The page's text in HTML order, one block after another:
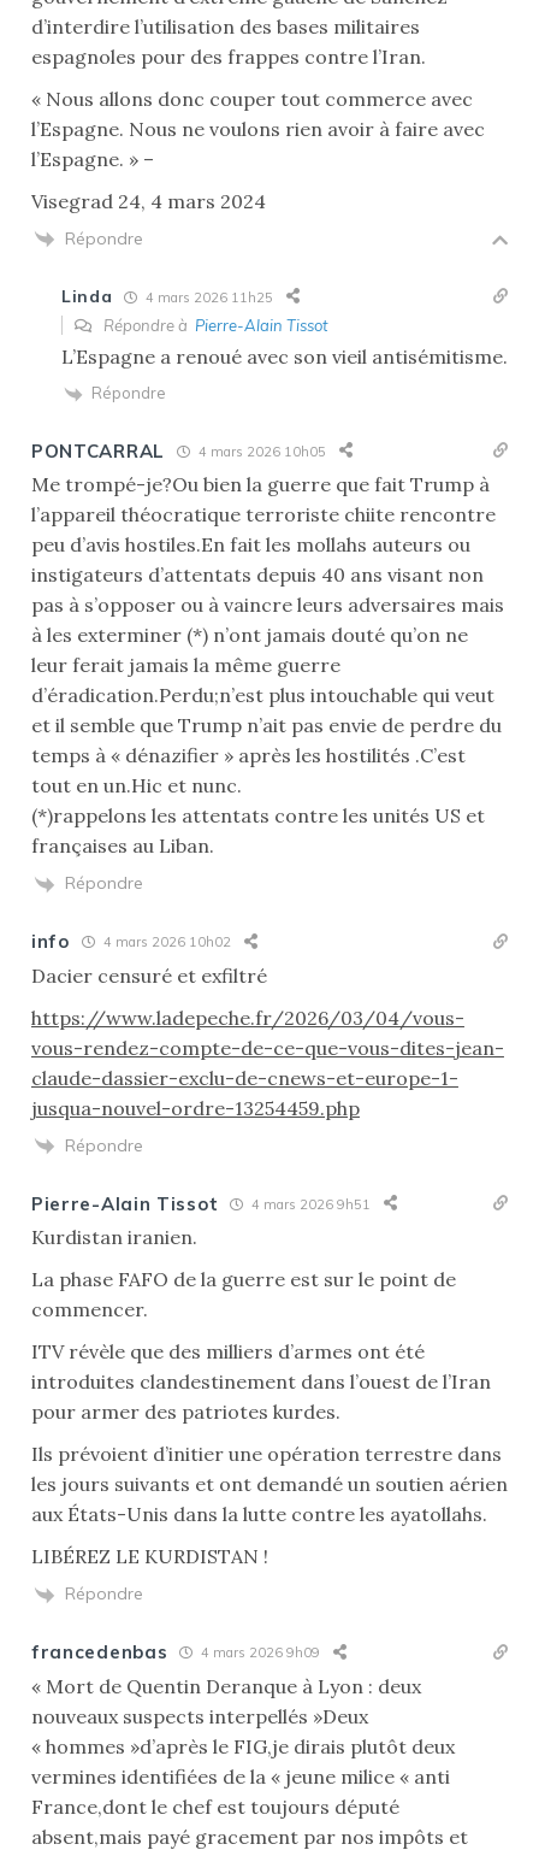
d’interdire l’utilisation des bases militaires
espagnoles pour des frappes contre l’Iran.
« Nous allons donc couper tout commerce avec
l’Espagne. Nous ne voulons rien avoir à faire avec
l’Espagne. » –
Visegrad 24, 4 mars 2024
Répondre
Linda 4 mars 2026 11h25
Répondre à Pierre-Alain Tissot
L’Espagne a renoué avec son vieil antisémitisme.
Répondre
PONTCARRAL 4 mars 2026 10h05
Me trompé-je?Ou bien la guerre que fait Trump à
l’appareil théocratique terroriste chiite rencontre
peu d’avis hostiles.En fait les mollahs auteurs ou
instigateurs d’attentats depuis 40 ans visant non
pas à s’opposer ou à vaincre leurs adversaires mais
à les exterminer (*) n’ont jamais douté qu’on ne
leur ferait jamais la même guerre
d’éradication.Perdu;n’est plus intouchable qui veut
et il semble que Trump n’ait pas envie de perdre du
temps à « dénazifier » après les hostilités .C’est
tout en un.Hic et nunc.
(*)rappelons les attentats contre les unités US et
françaises au Liban.
Répondre
info 4 mars 2026 10h02
Dacier censuré et exfiltré
https://www.ladepeche.fr/2026/03/04/vous-
vous-rendez-compte-de-ce-que-vous-dites-jean-
claude-dassier-exclu-de-cnews-et-europe-1-
jusqua-nouvel-ordre-13254459.php
Répondre
Pierre-Alain Tissot 4 mars 2026 9h51
Kurdistan iranien.
La phase FAFO de la guerre est sur le point de
commencer.
ITV révèle que des milliers d’armes ont été
introduites clandestinement dans l’ouest de l’Iran
pour armer des patriotes kurdes.
Ils prévoient d’initier une opération terrestre dans
les jours suivants et ont demandé un soutien aérien
aux États-Unis dans la lutte contre les ayatollahs.
LIBÉREZ LE KURDISTAN !
Répondre
francedenbas 4 mars 2026 9h09
« Mort de Quentin Deranque à Lyon : deux
nouveaux suspects interpellés »Deux
« hommes »d’après le FIG,je dirais plutôt deux
vermines identifiées de la « jeune milice « anti
France,dont le chef est toujours député
absent,mais payé gracement par nos impôts et